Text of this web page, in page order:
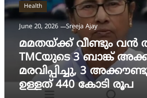
Health
June 20, 2026 Sreeja Ajay
മമതയ്ക്ക് വീണ്ടും വൻ
TMCയുടെ 3 ബാങ്ക്
മരവിപ്പിച്ചു, 3
ഉള്ളത് 440 കോടി രൂപ